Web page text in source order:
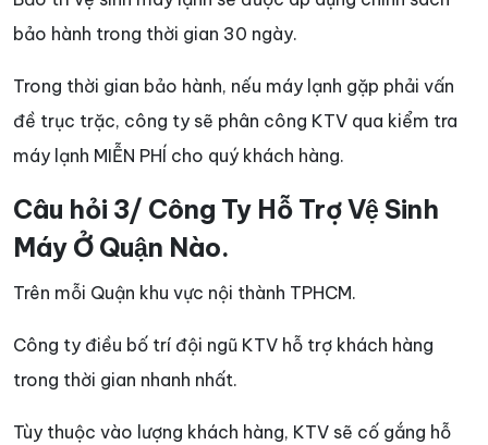
bảo hành trong thời gian 30 ngày.
Trong thời gian bảo hành, nếu máy lạnh gặp phải vấn
đề trục trặc, công ty sẽ phân công KTV qua kiểm tra
máy lạnh MIỄN PHÍ cho quý khách hàng.
Câu hỏi 3/ Công Ty Hỗ Trợ Vệ Sinh
Máy Ở Quận Nào.
Trên mỗi Quận khu vực nội thành TPHCM.
Công ty điều bố trí đội ngũ KTV hỗ trợ khách hàng
trong thời gian nhanh nhất.
Tùy thuộc vào lượng khách hàng, KTV sẽ cố gắng hỗ